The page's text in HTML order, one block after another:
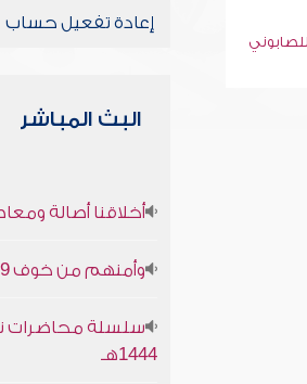
إعادة تفعيل حساب
البث المباشر
أخلاقنا أصالة
وأمنهم من خوف 9
سلسلة محاضرات
1444هـ